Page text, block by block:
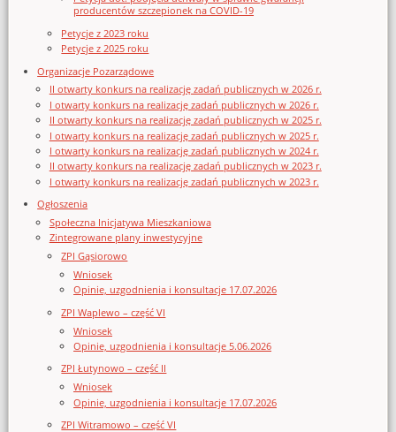
producentów szczepionek na COVID-19
Petycje z 2023 roku
Petycje z 2025 roku
Organizacje Pozarządowe
II otwarty konkurs na realizację zadań publicznych w 2026 r.
I otwarty konkurs na realizację zadań publicznych w 2026 r.
II otwarty konkurs na realizację zadań publicznych w 2025 r.
I otwarty konkurs na realizację zadań publicznych w 2025 r.
I otwarty konkurs na realizację zadań publicznych w 2024 r.
II otwarty konkurs na realizację zadań publicznych w 2023 r.
I otwarty konkurs na realizację zadań publicznych w 2023 r.
Ogłoszenia
Społeczna Inicjatywa Mieszkaniowa
Zintegrowane plany inwestycyjne
ZPI Gąsiorowo
Wniosek
Opinie, uzgodnienia i konsultacje 17.07.2026
ZPI Waplewo – część VI
Wniosek
Opinie, uzgodnienia i konsultacje 5.06.2026
ZPI Łutynowo – część II
Wniosek
Opinie, uzgodnienia i konsultacje 17.07.2026
ZPI Witramowo – część VI